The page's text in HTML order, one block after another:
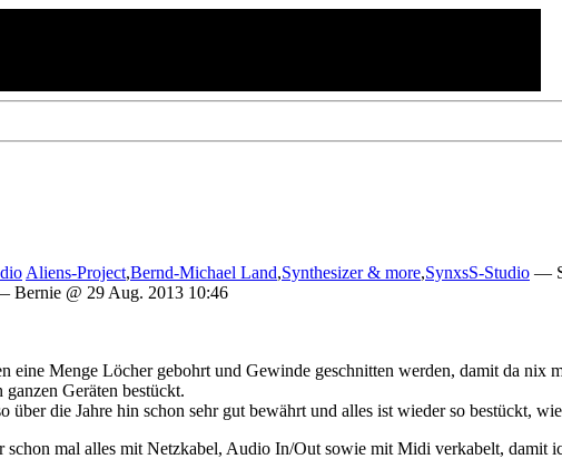
Aliens-Project,Bernd-Michael Land,Synthesizer & more,SynxsS-Studio —
@ 29 Aug. 2013 10:46
eine Menge Löcher gebohrt und Gewinde geschnitten werden, damit da nix
Geräten bestückt.
die Jahre hin schon sehr gut bewährt und alles ist wieder so bestückt,
mal alles mit Netzkabel, Audio In/Out sowie mit Midi verkabelt, damit